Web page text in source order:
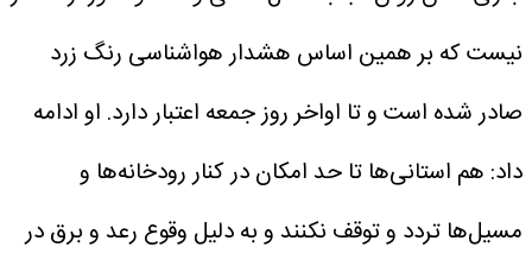
نیست که بر همین اساس هشدار هواشناسی رنگ زرد
صادر شده است و تا اواخر روز جمعه اعتبار دارد. او ادامه
داد: هم استانی‌ها تا حد امکان در کنار رودخانه‌ها و
مسیل‌ها تردد و توقف نکنند و به دلیل وقوع رعد و برق در